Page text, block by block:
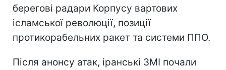
берегові радари Корпусу вартових
ісламської революції, позиції
протикорабельних ракет та системи ППО.
Після анонсу атак, іранські ЗМІ почали